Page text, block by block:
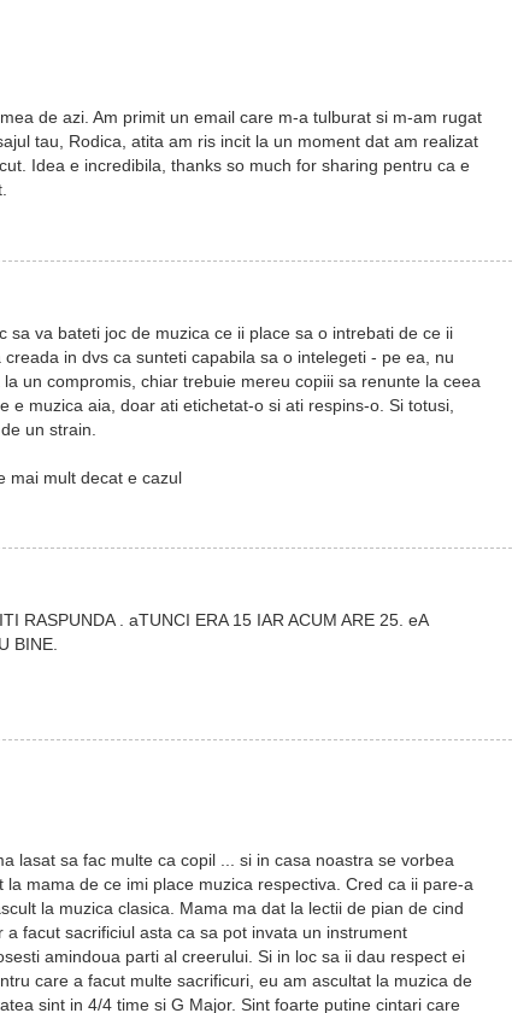
de azi. Am primit un email care m-a tulburat si m-am rugat
tau, Rodica, atita am ris incit la un moment dat am realizat
Idea e incredibila, thanks so much for sharing pentru ca e
va bateti joc de muzica ce ii place sa o intrebati de ce ii
in dvs ca sunteti capabila sa o intelegeti - pe ea, nu
un compromis, chiar trebuie mereu copiii sa renunte la ceea
e muzica aia, doar ati etichetat-o si ati respins-o. Si totusi,
un strain.
mai mult decat e cazul
RASPUNDA . aTUNCI ERA 15 IAR ACUM ARE 25. eA
BINE.
lasat sa fac multe ca copil ... si in casa noastra se vorbea
mama de ce imi place muzica respectiva. Cred ca ii pare-a
la muzica clasica. Mama ma dat la lectii de pian de cind
facut sacrificiul asta ca sa pot invata un instrument
amindoua parti al creerului. Si in loc sa ii dau respect ei
care a facut multe sacrificuri, eu am ascultat la muzica de
sint in 4/4 time si G Major. Sint foarte putine cintari care